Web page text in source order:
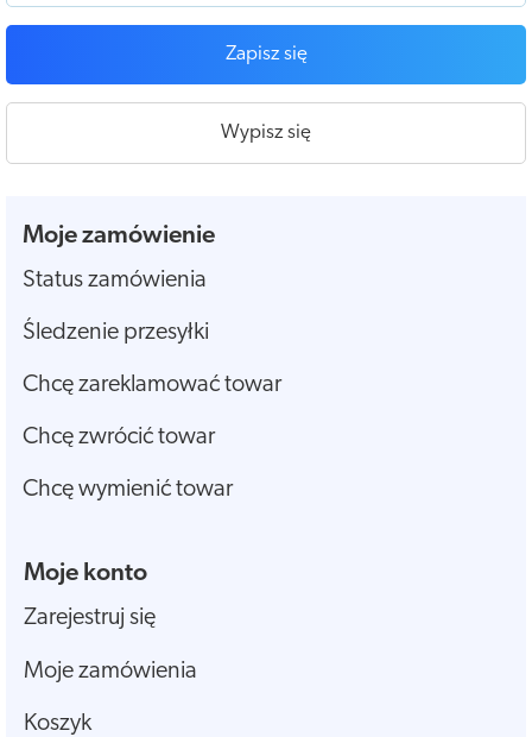
Zapisz się
Wypisz się
Moje zamówienie
Status zamówienia
Śledzenie przesyłki
Chcę zareklamować towar
Chcę zwrócić towar
Chcę wymienić towar
Moje konto
Zarejestruj się
Moje zamówienia
Koszyk